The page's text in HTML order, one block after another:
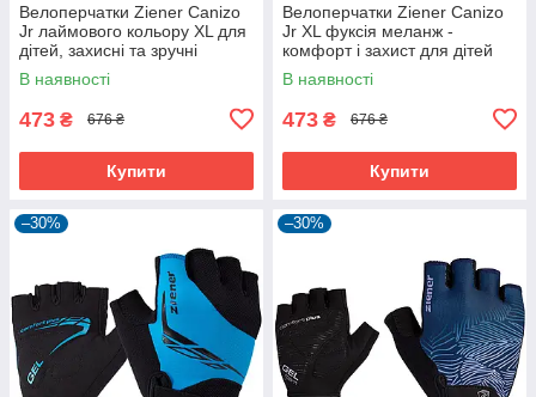
Велоперчатки Ziener Canizo
Jr лаймового кольору XL для
дітей, захисні та зручні
В наявності
473 ₴ 676 ₴
Купити
Велоперчатки Ziener Canizo
Jr XL фуксія меланж -
комфорт і захист для дітей
В наявності
473 ₴ 676 ₴
Купити
–30% –30%